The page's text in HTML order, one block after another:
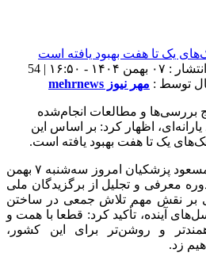
شناسه خبر : 115458 | تاریخ انتشار : ۰۷ بهمن ۱۴۰۴ - ۱۶:۵۰ | 54
توسط : مهر نیوز mehrnews
بررسی‌ها و مطالعات انجام‌شده
اظهار کرد: بر اساس این
یک تا هفت بهبود یافته است.
به گزارش خبرگزاری مهر، مسعود پزشکیان امروز سه‌شنبه ۷ بهمن
دوره معرفی و تجلیل از برگزیدگان ملی
بر نقش مهم تلاش جمعی در ساختن
آینده، تأکید کرد: قطعا با همت و
و روشن‌تر برای این کشور،
زد.